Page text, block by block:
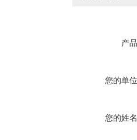
产品
您的单位
您的姓名